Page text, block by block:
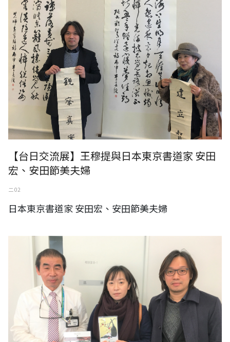
【台日交流展】王穆提與日本東京書道家 安田
宏、安田節美夫婦
二 02
日本東京書道家 安田宏、安田節美夫婦
日本東京都町田市政府廣聽課主任 羽根田 先生